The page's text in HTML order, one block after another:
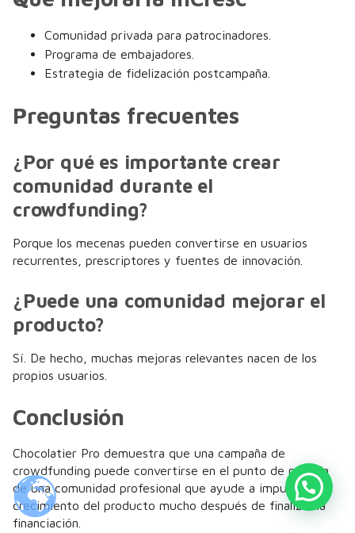
Comunidad privada para patrocinadores.
Programa de embajadores.
Estrategia de fidelización postcampaña.
Preguntas frecuentes
¿Por qué es importante crear
comunidad durante el
crowdfunding?
Porque los mecenas pueden convertirse en usuarios
recurrentes, prescriptores y fuentes de innovación.
¿Puede una comunidad mejorar el
producto?
Sí. De hecho, muchas mejoras relevantes nacen de los
propios usuarios.
Conclusión
Chocolatier Pro demuestra que una campaña de
crowdfunding puede convertirse en el punto de partida
de una comunidad profesional que ayude a impulsar el
crecimiento del producto mucho después de finalizar la
financiación.